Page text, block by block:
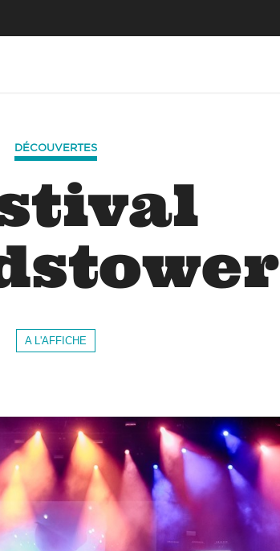
DÉCOUVERTES
A L'AFFICHE